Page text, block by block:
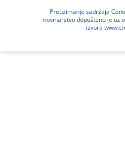
Preuzimanje sadržaja
novinarstvo dopušteno je uz
izvora